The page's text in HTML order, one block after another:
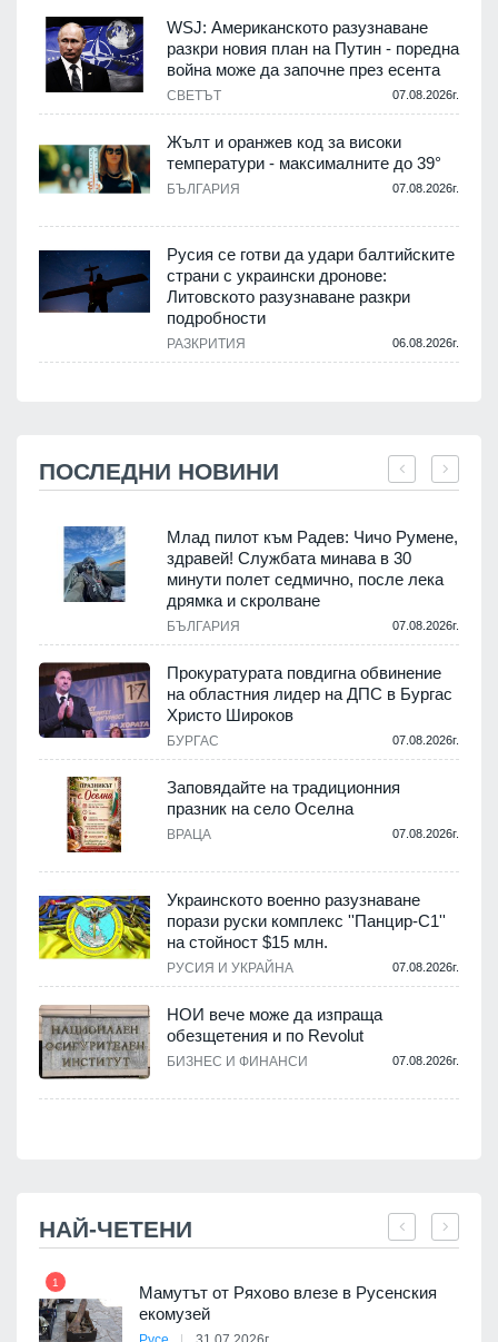
WSJ: Американското разузнаване
разкри новия план на Путин - поредна
война може да започне през есента
СВЕТЪТ 07.08.2026г.
Жълт и оранжев код за високи
температури - максималните до 39°
БЪЛГАРИЯ 07.08.2026г.
Русия се готви да удари балтийските
страни с украински дронове:
Литовското разузнаване разкри
подробности
РАЗКРИТИЯ 06.08.2026г.
ПОСЛЕДНИ НОВИНИ
Млад пилот към Радев: Чичо Румене,
здравей! Службата минава в 30
минути полет седмично, после лека
дрямка и скролване
БЪЛГАРИЯ 07.08.2026г.
Прокуратурата повдигна обвинение
на областния лидер на ДПС в Бургас
Христо Широков
БУРГАС 07.08.2026г.
Заповядайте на традиционния
празник на село Оселна
ВРАЦА 07.08.2026г.
Украинското военно разузнаване
порази руски комплекс ''Панцир-С1''
на стойност $15 млн.
РУСИЯ И УКРАЙНА 07.08.2026г.
НОИ вече може да изпраща
обезщетения и по Revolut
БИЗНЕС И ФИНАНСИ 07.08.2026г.
НАЙ-ЧЕТЕНИ
1
Мамутът от Ряхово влезе в Русенския
екомузей